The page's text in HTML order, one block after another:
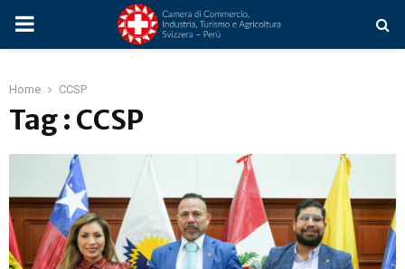
PRIMARY
Home CCSP
Tag : CCSP